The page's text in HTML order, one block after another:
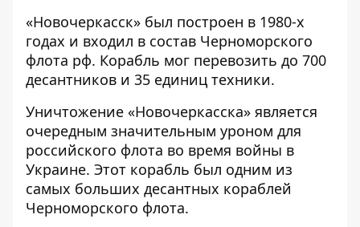
«Новочеркасск» был построен в 1980-х
годах и входил в состав Черноморского
флота рф. Корабль мог перевозить до 700
десантников и 35 единиц техники.
Уничтожение «Новочеркасска» является
очередным значительным уроном для
российского флота во время войны в
Украине. Этот корабль был одним из
самых больших десантных кораблей
Черноморского флота.